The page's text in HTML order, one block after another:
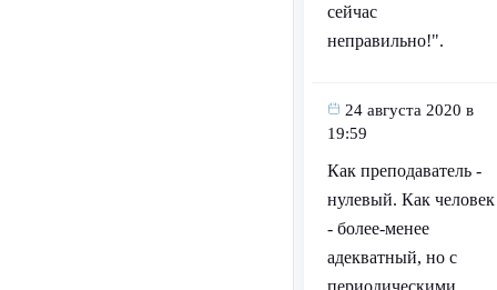
сейчас
неправильно!".
24 августа 2020 в
19:59
Как преподаватель -
нулевый. Как человек
- более-менее
адекватный, но с